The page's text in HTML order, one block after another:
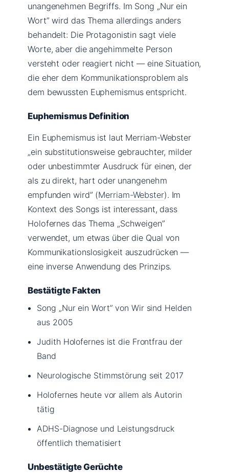
unangenehmen Begriffs. Im Song „Nur ein
Wort” wird das Thema allerdings anders
behandelt: Die Protagonistin sagt viele
Worte, aber die angehimmelte Person
versteht oder reagiert nicht — eine Situation,
die eher dem Kommunikationsproblem als
dem bewussten Euphemismus entspricht.
Euphemismus Definition
Ein Euphemismus ist laut Merriam-Webster
„ein substitutionsweise gebrauchter, milder
oder unbestimmter Ausdruck für einen, der
als zu direkt, hart oder unangenehm
empfunden wird” (Merriam-Webster). Im
Kontext des Songs ist interessant, dass
Holofernes das Thema „Schweigen”
verwendet, um etwas über die Qual von
Kommunikationslosigkeit auszudrücken —
eine inverse Anwendung des Prinzips.
Bestätigte Fakten
Song „Nur ein Wort” von Wir sind Helden
aus 2005
Judith Holofernes ist die Frontfrau der
Band
Neurologische Stimmstörung seit 2017
Holofernes heute vor allem als Autorin
tätig
ADHS-Diagnose und Leistungsdruck
öffentlich thematisiert
Unbestätigte Gerüchte